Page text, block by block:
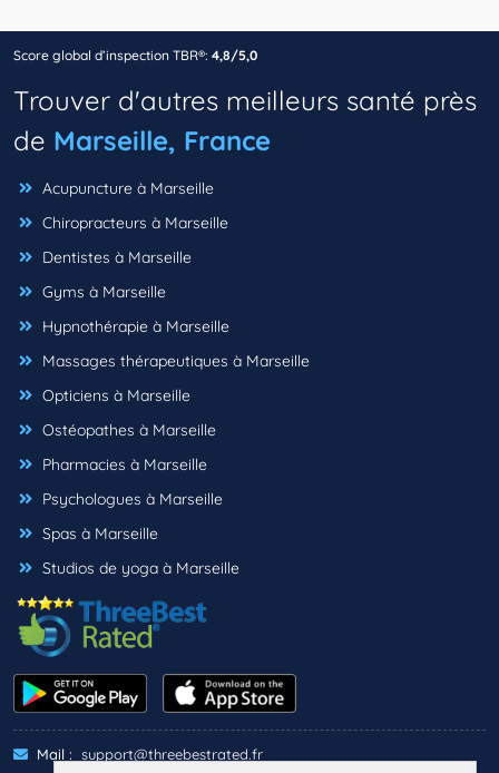
Score global d’inspection TBR®: 4,8/5,0
Trouver d'autres meilleurs santé près
de Marseille, France
Acupuncture à Marseille
Chiropracteurs à Marseille
Dentistes à Marseille
Gyms à Marseille
Hypnothérapie à Marseille
Massages thérapeutiques à Marseille
Opticiens à Marseille
Ostéopathes à Marseille
Pharmacies à Marseille
Psychologues à Marseille
Spas à Marseille
Studios de yoga à Marseille
Mail : support@threebestrated.fr